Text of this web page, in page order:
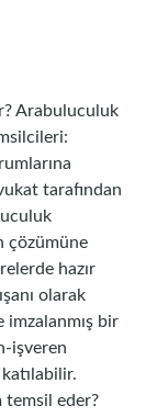
Arabuluculuk
tarafından
çözümüne
hazır
olarak
imzalanmış bir
işveren
eder?